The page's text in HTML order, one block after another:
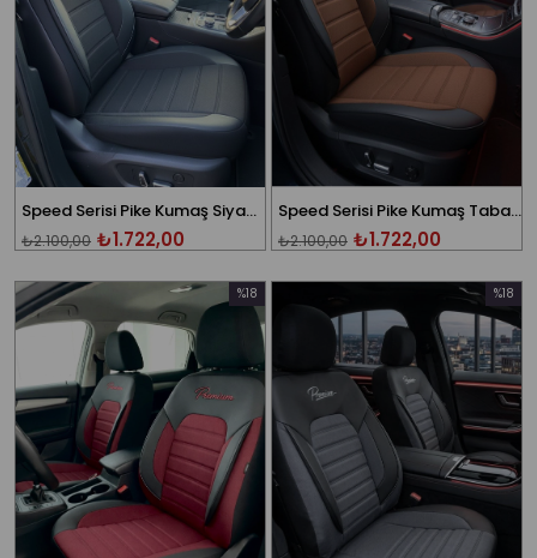
Speed Serisi Pike Kumaş Siyah Ticari 2+1 Oto Koltuk Kılıfı - (DOBLO-CADDY-BERLİNGO-DOKKER-COURİER-KANGOO UYUMLU)
₺1.722,00
₺2.100,00
Speed Serisi Pike Kumaş Taba Ticari 2+1 Oto Koltuk Kılıfı - (DOBLO-CADDY-BERLİNGO-DOKKER-COURİER-KANGOO UYUMLU)
₺1.722,00
₺2.100,00
%18
İndirim
%18İndirim
%18
İndirim